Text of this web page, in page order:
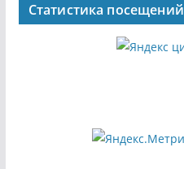
Статистика посещений